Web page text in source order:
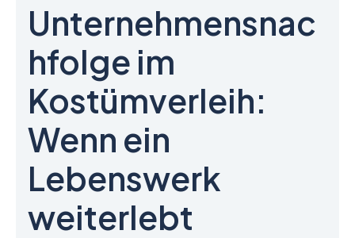
Unternehmensnac
hfolge im
Kostümverleih:
Wenn ein
Lebenswerk
weiterlebt